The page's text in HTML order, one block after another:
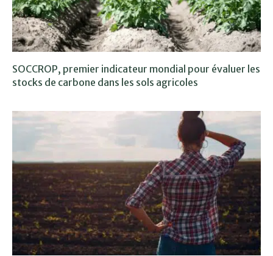
SOCCROP, premier indicateur mondial pour évaluer les
stocks de carbone dans les sols agricoles